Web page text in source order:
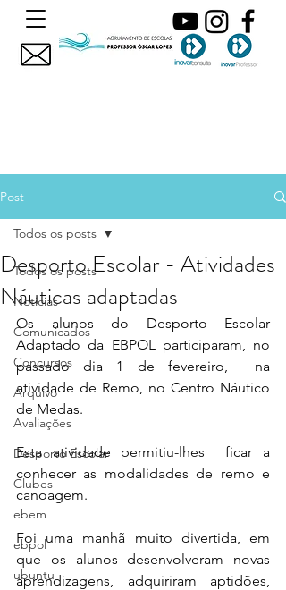
Post
Todos os posts
Noticias
Comunicados
Concursos
Arquivo
Avaliações
Desporto Escolar
Clubes
ebem
ebpol
ubuntu
Todos os posts
Desporto Escolar - Atividades
Náuticas adaptadas
Os alunos do Desporto Escolar
Adaptado da EBPOL participaram, no
passado dia 1 de fevereiro,  na
atividade de Remo, no Centro Náutico
de Medas.
Esta atividade permitiu-lhes
ficar a
conhecer as modalidades de remo e
canoagem.
Foi uma manhã muito divertida, em
que os alunos desenvolveram novas
aprendizagens, adquiriram aptidões,